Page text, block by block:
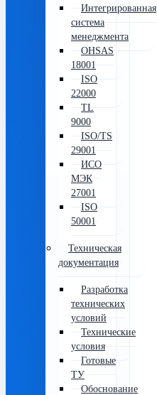
Интегрированная
система
менеджмента
OHSAS
18001
ISO
22000
TL
9000
ISO/TS
29001
ИСО
МЭК
27001
ISO
50001
Техническая
документация
Разработка
технических
условий
Технические
условия
Готовые
ТУ
Обоснование